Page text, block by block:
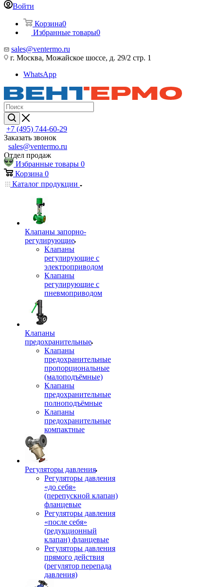
Войти
Корзина0
Избранные товары0
sales@ventermo.ru
г. Москва, Можайское шоссе, д. 29/2 стр. 1
WhatsApp
+7 (495) 744-60-29
Заказать звонок
sales@ventermo.ru
Отдел продаж
Избранные товары 0
Корзина 0
Каталог продукции
Клапаны запорно-
регулирующие
Клапаны
регулирующие с
электроприводом
Клапаны
регулирующие с
пневмоприводом
Клапаны
предохранительные
Клапаны
предохранительные
пропорциональные
(малоподъёмные)
Клапаны
предохранительные
полноподъёмные
Клапаны
предохранительные
компактные
Регуляторы давления
Регуляторы давления
«до себя»
(перепускной клапан)
фланцевые
Регуляторы давления
«после себя»
(редукционный
клапан) фланцевые
Регуляторы давления
прямого действия
(регулятор перепада
давления)